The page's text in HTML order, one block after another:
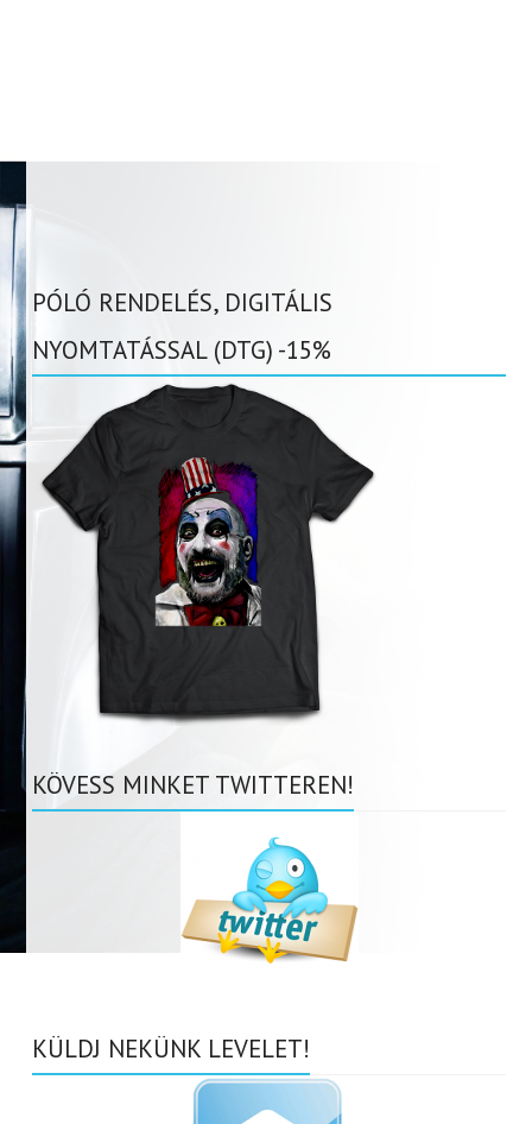
PÓLÓ RENDELÉS, DIGITÁLIS
NYOMTATÁSSAL (DTG) -15%
KÖVESS MINKET TWITTEREN!
KÜLDJ NEKÜNK LEVELET!